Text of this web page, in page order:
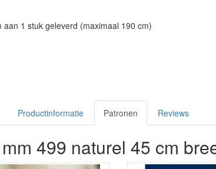
1 stuk geleverd (maximaal 190 cm)
Productinformatie Patronen Reviews
499 naturel 45 cm